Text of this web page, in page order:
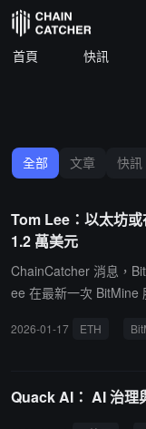
首頁 快訊
全部 文章 快訊
Tom Lee：以太坊
1.2 萬美元
ChainCatcher 消息，
ee 在最新一次 BitMine
年份。Tom Lee 指出，
2026 年視為"以太坊之
測。在此背景下，
2026-01-17 ETH
Quack AI： AI 治理